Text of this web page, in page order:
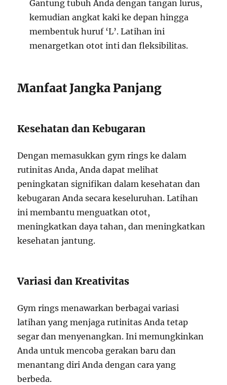
Gantung tubuh Anda dengan tangan lurus,
kemudian angkat kaki ke depan hingga
membentuk huruf ‘L’. Latihan ini
menargetkan otot inti dan fleksibilitas.
Manfaat Jangka Panjang
Kesehatan dan Kebugaran
Dengan memasukkan gym rings ke dalam
rutinitas Anda, Anda dapat melihat
peningkatan signifikan dalam kesehatan dan
kebugaran Anda secara keseluruhan. Latihan
ini membantu menguatkan otot,
meningkatkan daya tahan, dan meningkatkan
kesehatan jantung.
Variasi dan Kreativitas
Gym rings menawarkan berbagai variasi
latihan yang menjaga rutinitas Anda tetap
segar dan menyenangkan. Ini memungkinkan
Anda untuk mencoba gerakan baru dan
menantang diri Anda dengan cara yang
berbeda.